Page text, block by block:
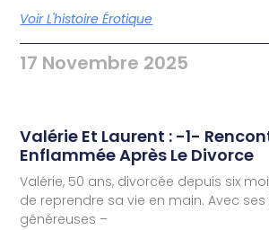
Voir L'histoire Érotique
17 Novembre 2025
Valérie Et Laurent : -1-
Enflammée Après Le Divorce
Valérie, 50 ans, divorcée depuis six
de reprendre sa vie en main. Avec
généreuses –